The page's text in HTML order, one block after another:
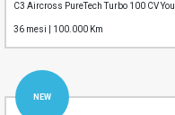
C3 Aircross PureTech Turbo 100 CV You
36 mesi | 100.000 Km
NEW